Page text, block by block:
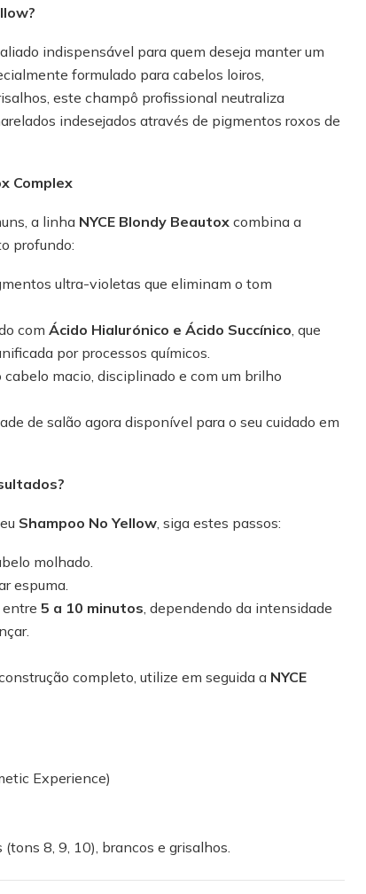
indispensável para quem deseja manter um
formulado para cabelos loiros,
este champô profissional neutraliza
indesejados através de pigmentos roxos de
Complex
a linha NYCE Blondy Beautox combina a
profundo:
ultra-violetas que eliminam o tom
com Ácido Hialurónico e Ácido Succínico , que
por processos químicos.
cabelo macio, disciplinado e com um brilho
de salão agora disponível para o seu cuidado em
Shampoo No Yellow , siga estes passos:
molhado.
espuma.
5 a 10 minutos , dependendo da intensidade
completo, utilize em seguida a NYCE
Experience)
8, 9, 10), brancos e grisalhos.